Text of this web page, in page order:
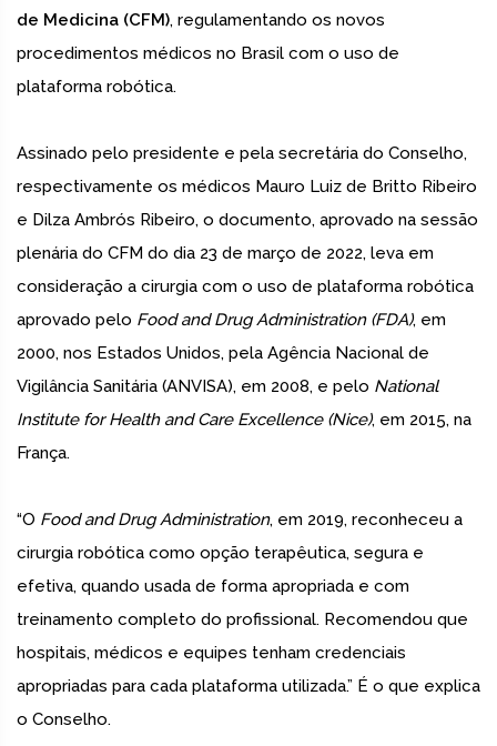
de Medicina (CFM), regulamentando os novos
procedimentos médicos no Brasil com o uso de
plataforma robótica.
Assinado pelo presidente e pela secretária do Conselho,
respectivamente os médicos Mauro Luiz de Britto Ribeiro
e Dilza Ambrós Ribeiro, o documento, aprovado na sessão
plenária do CFM do dia 23 de março de 2022, leva em
consideração a cirurgia com o uso de plataforma robótica
aprovado pelo Food and Drug Administration (FDA), em
2000, nos Estados Unidos, pela Agência Nacional de
Vigilância Sanitária (ANVISA), em 2008, e pelo National
Institute for Health and Care Excellence (Nice), em 2015, na
França.
“O Food and Drug Administration, em 2019, reconheceu a
cirurgia robótica como opção terapêutica, segura e
efetiva, quando usada de forma apropriada e com
treinamento completo do profissional. Recomendou que
hospitais, médicos e equipes tenham credenciais
apropriadas para cada plataforma utilizada.” É o que explica
o Conselho.